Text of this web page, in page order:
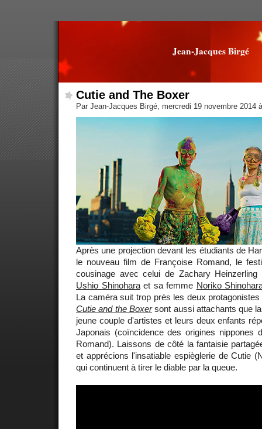
Jean-Jacques Birgé
Cutie and The Boxer
Par Jean-Jacques Birgé, mercredi 19 novembre 2014
Après une projection devant les étudiants de
le nouveau film de Françoise Romand, le
cousinage avec celui de Zachary
Ushio Shinoharaet sa femme Noriko
La caméra suit trop près les deux
Cutie and the Boxersont aussi attachants que
jeune couple d'artistes et leurs deux enfants
Japonais (coïncidence des origines nippones
Romand). Laissons de côté la fantaisie
et apprécions l'insatiable espièglerie de Cutie
qui continuent à tirer le diable par la queue.